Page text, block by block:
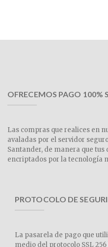
OFRECEMOS PAGO 100%
Las compras que realices en
avaladas por el servidor
Santander, de manera que
encriptados por la tecnología
PROTOCOLO DE
La pasarela de pago que
medio del protocolo SSL